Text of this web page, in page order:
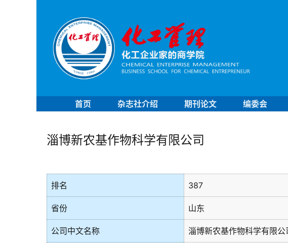
首页 杂志社介绍 期刊论文 编委会
淄博新农基作物科学有限公司
排名 387
省份 山东
公司中文名称 淄博新农基作物科学有限公